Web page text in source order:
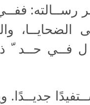
2025 إلى 30 أفريــل
ل فــي حــد
هــذه الســنة، اســتقبل